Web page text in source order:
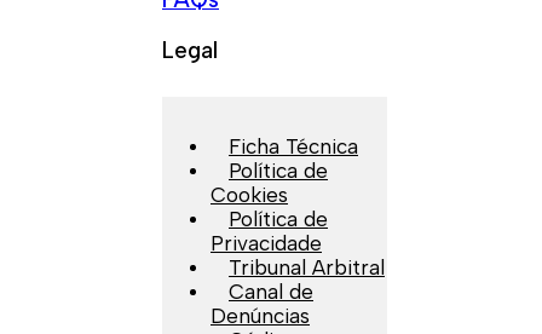
Legal
Ficha Técnica
Política de
Cookies
Política de
Privacidade
Tribunal Arbitral
Canal de
Denúncias